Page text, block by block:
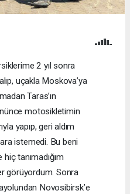
2 yıl sonra
uçakla Moskova’ya
Taras’ın
motosikletimin
yapıp, geri aldım
istemedi. Bu beni
hiç tanımadığım
görüyordum. Sonra
Novosibirsk’e